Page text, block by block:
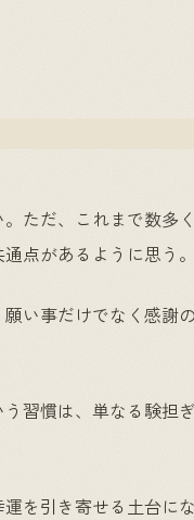
ただ、これまで数多
点があるように思う。
い事だけでなく感謝
習慣は、単なる験担
を引き寄せる土台にな